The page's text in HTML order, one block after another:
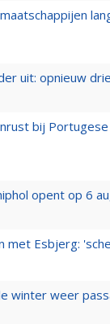
uit: opnieuw
bij
opent op 6
met Esbjerg:
winter weer